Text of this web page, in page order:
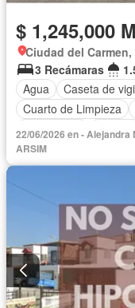
$ 1,245,000
Ciudad del
3 Recámaras
Agua
Caseta de
Cuarto de Limpieza
Gas natural
Internet
Seguridad
22/06/2026 en -
ARSIM